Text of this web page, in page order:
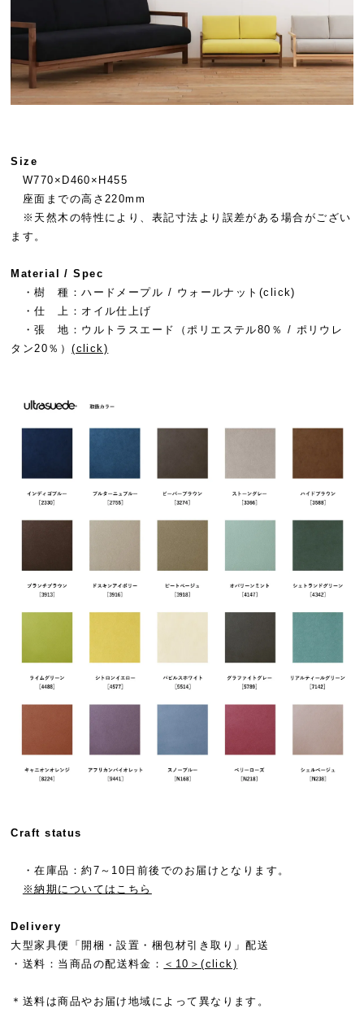
Size
W770×D460×H455
座面までの高さ220mm
※天然木の特性により、表記寸法より誤差がある場合がござい
ます。
Material / Spec
・樹 種：ハードメープル / ウォールナット (click)
・仕 上：オイル仕上げ
・張 地：ウルトラスエード（ポリエステル80％ / ポリウレ
タン20％）(click)
Craft status
・在庫品：約7～10日前後でのお届けとなります。
※納期についてはこちら
Delivery
大型家具便「開梱・設置・梱包材引き取り」配送
・送料： 当商品の配送料金： ＜10＞(click)
＊送料は商品やお届け地域によって異なります。